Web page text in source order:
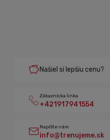
Našiel si lepšiu cenu?
Zákaznícka linka
+421917941554
Napíšte nám
info@trenujeme.sk